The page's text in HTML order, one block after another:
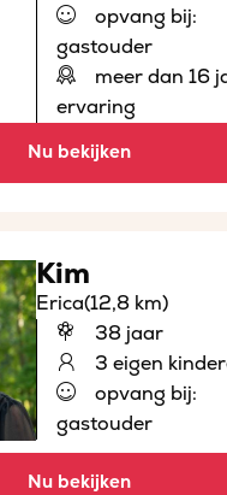
opvang bij:
gastouder
meer dan 16
ervaring
Nu bekijken
Kim
Erica(12,8 km)
38 jaar
3 eigen
opvang bij:
gastouder
Nu bekijken